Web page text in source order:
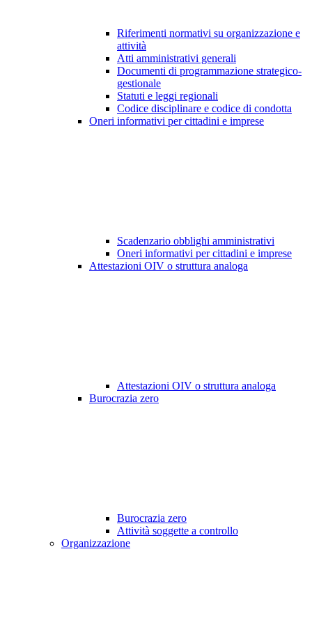
Riferimenti normativi su organizzazione e
attività
Atti amministrativi generali
Documenti di programmazione strategico-
gestionale
Statuti e leggi regionali
Codice disciplinare e codice di condotta
Oneri informativi per cittadini e imprese
Scadenzario obblighi amministrativi
Oneri informativi per cittadini e imprese
Attestazioni OIV o struttura analoga
Attestazioni OIV o struttura analoga
Burocrazia zero
Burocrazia zero
Attività soggette a controllo
Organizzazione